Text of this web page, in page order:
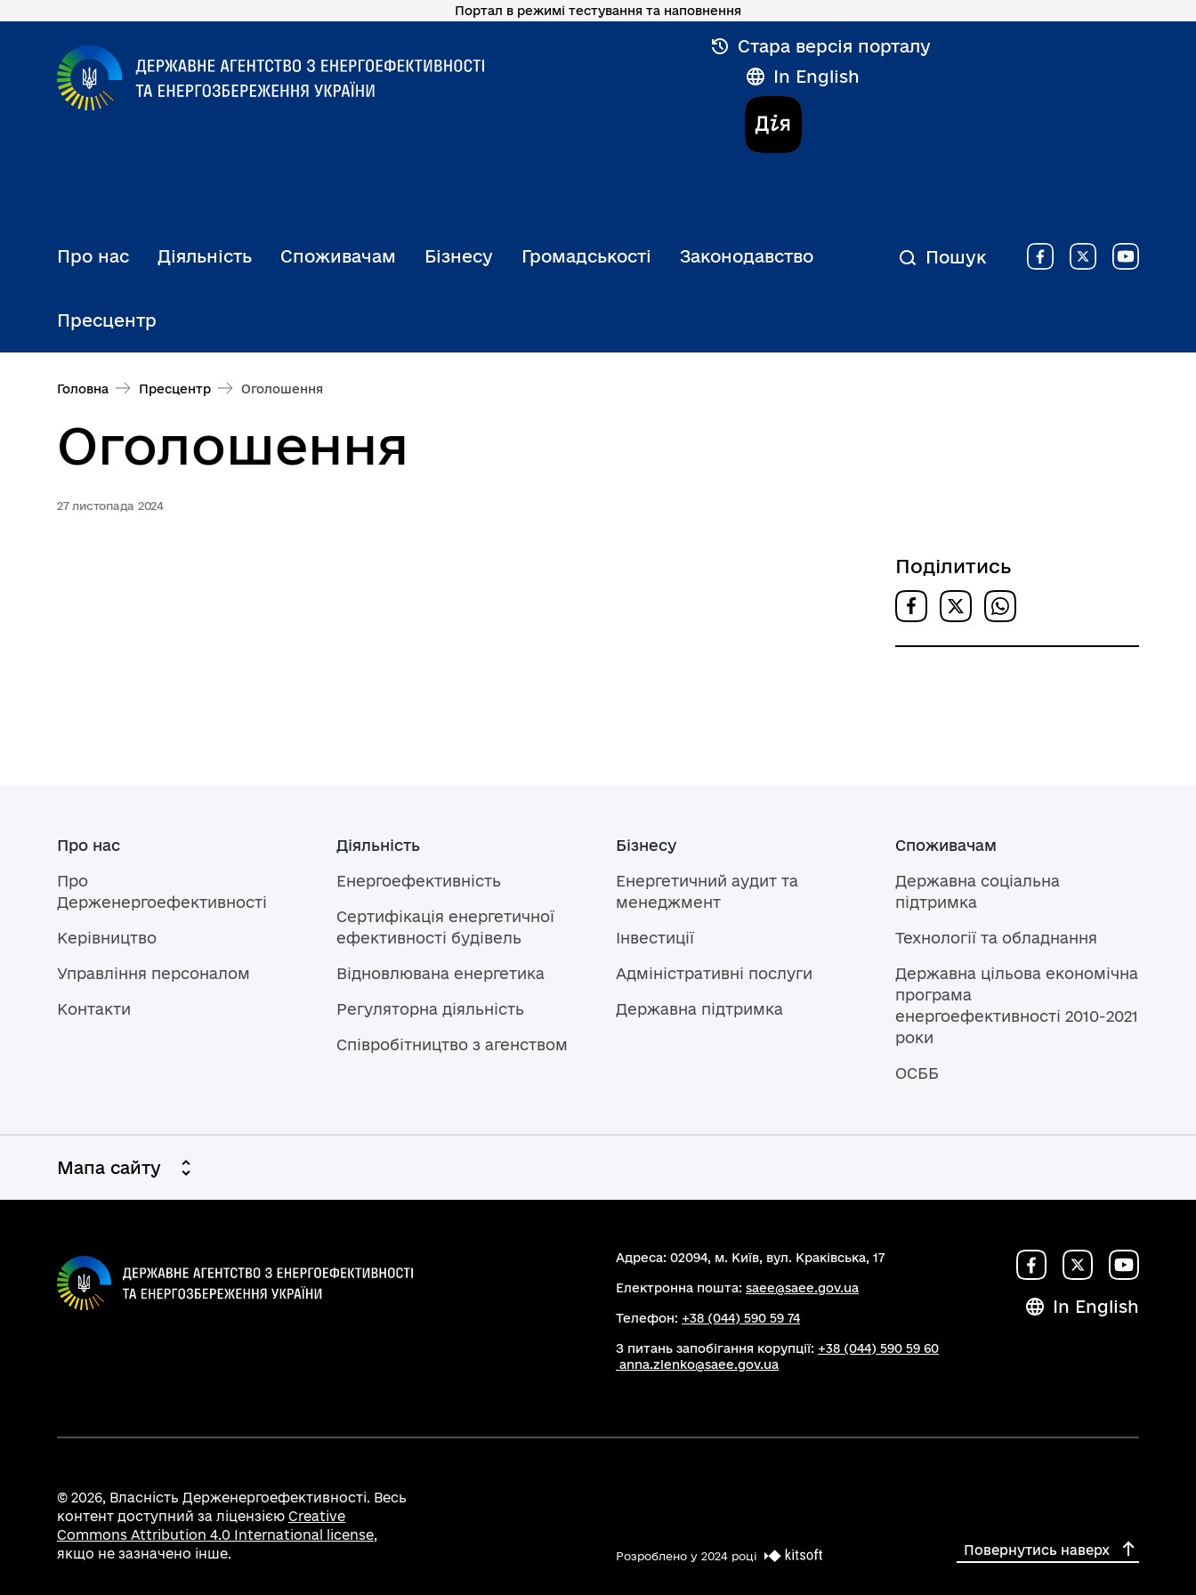
Перейти
основного
вмісту
Портал в режимі тестування та наповнення
Стара версія порталу
In English
Дія
Про нас Діяльність Споживачам Бізнесу Громадськості Законодавство
Пресцентр
Пошук
Головна Пресцентр Оголошення
Оголошення
27 листопада 2024
Поділитись
Про нас
Про
Держенергоефективності
Керівництво
Управління персоналом
Контакти
Діяльність
Енергоефективність
Сертифікація енергетичної
ефективності будівель
Відновлювана енергетика
Регуляторна діяльність
Співробітництво з агенством
Бізнесу
Енергетичний аудит та
менеджмент
Інвестиції
Адміністративні послуги
Державна підтримка
Споживачам
Державна соціальна
підтримка
Технології та обладнання
Державна цільова економічна
програма
енергоефективності 2010-2021
роки
ОСББ
Мапа сайту
Адреса: 02094, м. Київ, вул. Краківська, 17
Електронна пошта: saee@saee.gov.ua
Телефон: +38 (044) 590 59 74
З питань запобігання корупції: +38 (044) 590 59 60
anna.zlenko@saee.gov.ua
In English
© 2026, Власність Держенергоефективності. Весь
контент доступний за ліцензією Creative
Commons Attribution 4.0 International license,
якщо не зазначено інше.
Розроблено у 2024 році Повернутись наверх